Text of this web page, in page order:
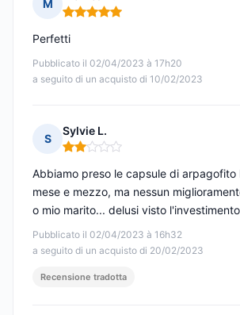
M
Nota: 5 su 5
Pubblicato il 02/04/2023 à 17h20
a seguito di un acquisto di 10/02/2023
Perfetti
S
Sylvie L.
Nota: 2 su 5
Pubblicato il 02/04/2023 à 16h32
a seguito di un acquisto di 20/02/2023
Abbiamo preso le capsule di
mese e mezzo, ma nessun
o mio marito... delusi visto
Recensione tradotta